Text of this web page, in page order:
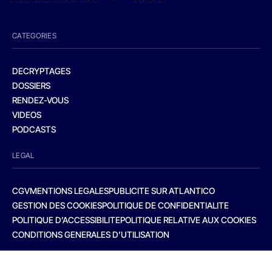
CATEGORIES
DECRYPTAGES
DOSSIERS
RENDEZ-VOUS
VIDEOS
PODCASTS
LEGAL
CGVMENTIONS LEGALESPUBLICITE SUR ATLANTICO
GESTION DES COOKIESPOLITIQUE DE CONFIDENTIALITE
POLITIQUE D’ACCESSIBILITEPOLITIQUE RELATIVE AUX COOKIES
CONDITIONS GENERALES D’UTILISATION